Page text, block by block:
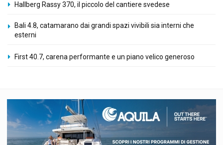
Hallberg Rassy 370, il piccolo del cantiere svedese
Bali 4.8, catamarano dai grandi spazi vivibili sia interni che
esterni
First 40.7, carena performante e un piano velico generoso